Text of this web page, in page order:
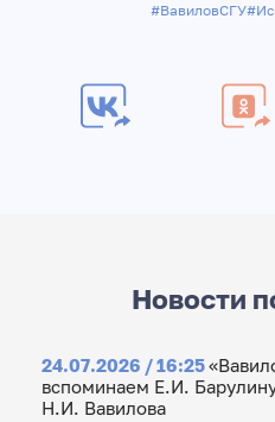
#ВавиловСГУ
Новости
24.07.2026 / 16:25
вспоминаем Е.И.
Н.И. Вавилова